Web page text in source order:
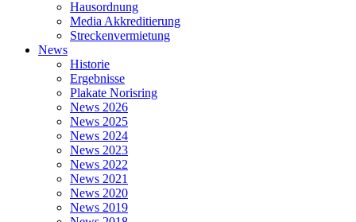
Hausordnung
Media Akkreditierung
Streckenvermietung
News
Historie
Ergebnisse
Plakate Norisring
News 2026
News 2025
News 2024
News 2023
News 2022
News 2021
News 2020
News 2019